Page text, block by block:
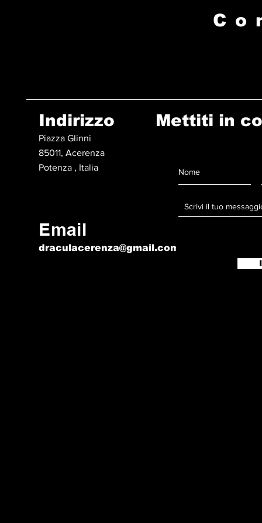
Indirizzo
Piazza Glinni
85011, Acerenza
Potenza , Italia
Email
draculacerenza@gmail.com
Mettiti in